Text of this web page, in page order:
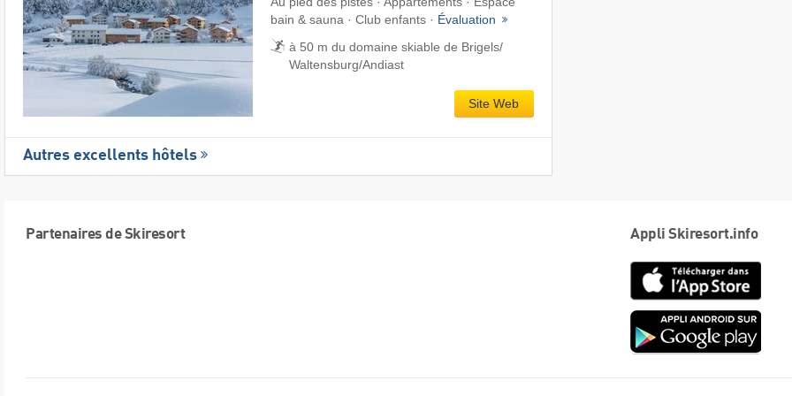
bain & sauna · Club enfants · Évaluation
à 50 m du domaine skiable de Brigels/​
Waltensburg/​Andiast
Site Web
Autres excellents hôtels
Partenaires de Skiresort Appli Skiresort.info